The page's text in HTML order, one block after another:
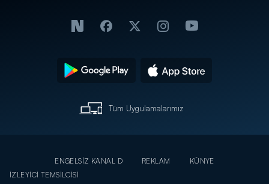
Tüm Uygulamalarımız
ENGELSİZ KANAL D REKLAM
KÜNYE
İZLEYİCİ TEMSİLCİSİ